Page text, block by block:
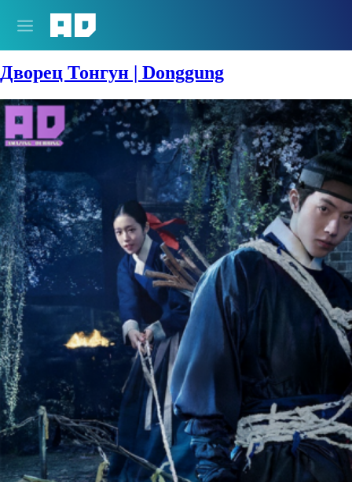
Тип:Дорама
Дворец Тонгун | Donggung